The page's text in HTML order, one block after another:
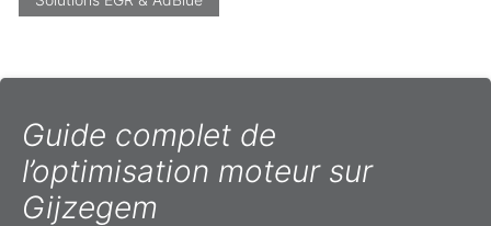
Guide complet de
l’optimisation moteur sur
Gijzegem